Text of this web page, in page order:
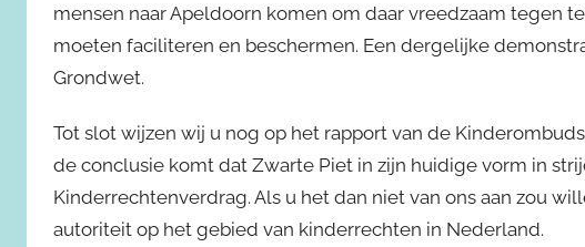
mensen naar Apeldoorn komen om daar vreedzaam tegen
moeten faciliteren en beschermen. Een dergelijke
Grondwet.
Tot slot wijzen wij u nog op het rapport van de
de conclusie komt dat Zwarte Piet in zijn huidige vorm in
Kinderrechtenverdrag. Als u het dan niet van ons aan zou
autoriteit op het gebied van kinderrechten in Nederland.